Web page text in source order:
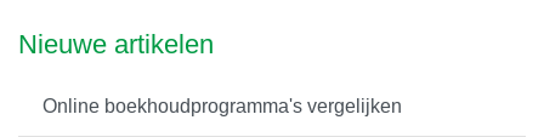
Nieuwe artikelen
Online boekhoudprogramma's vergelijken